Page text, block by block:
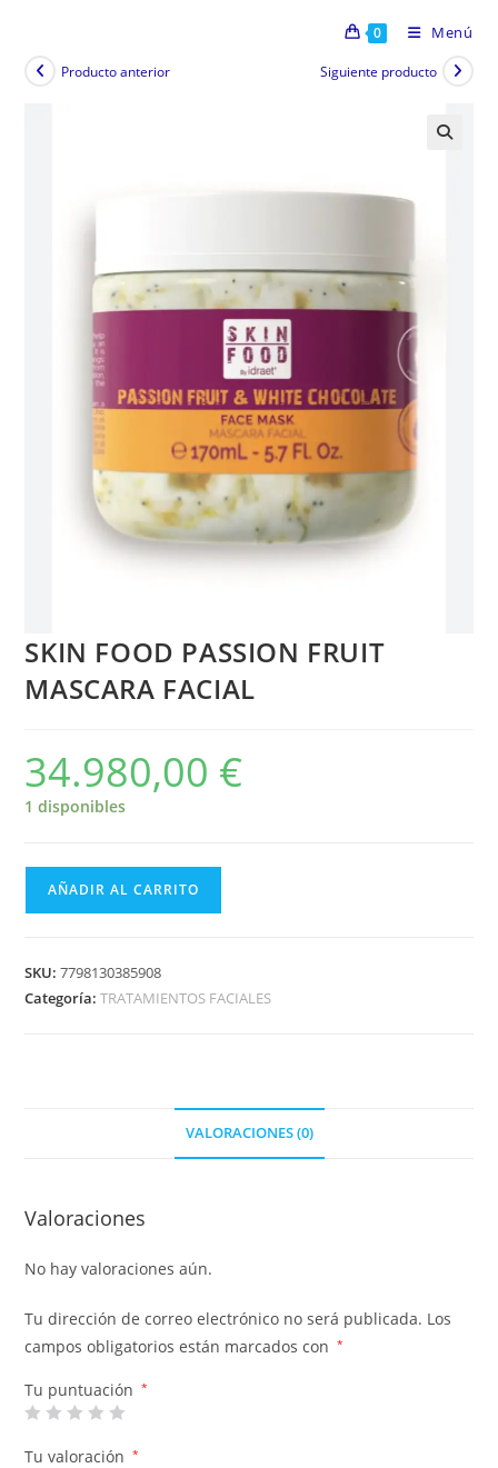
0 Menú
Producto anterior Siguiente producto
SKIN FOOD PASSION FRUIT
MASCARA FACIAL
34.980,00 €
1 disponibles
AÑADIR AL CARRITO
SKU:7798130385908
Categoría:TRATAMIENTOS FACIALES
VALORACIONES (0)
Valoraciones
No hay valoraciones aún.
Tu dirección de correo electrónico no será publicada. Los
campos obligatorios están marcados con
*
Tu puntuación *
Tu valoración *